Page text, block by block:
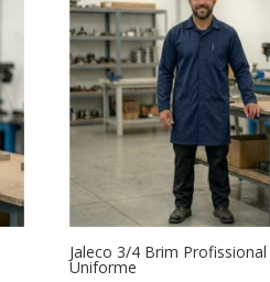
Jaleco 3/4 Brim Profissional
Uniforme